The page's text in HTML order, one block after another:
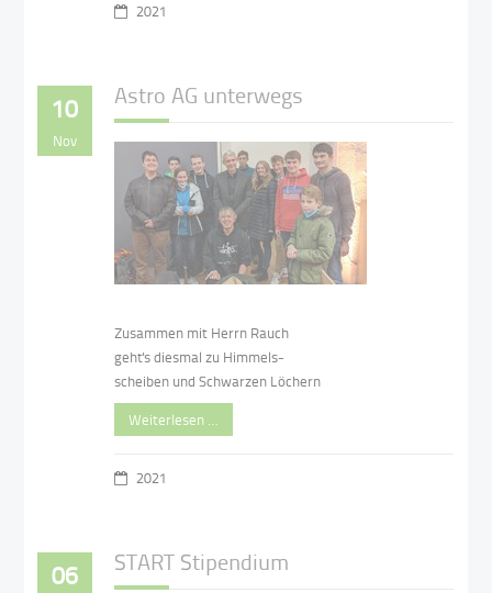
2021
10
Nov
Astro AG unterwegs
Zusammen mit Herrn Rauch
geht's diesmal zu Himmels-
scheiben und Schwarzen Löchern
Weiterlesen …
2021
06 START Stipendium